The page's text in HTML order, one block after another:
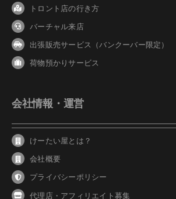
トロント店の行き方
バーチャル来店
出張販売サービス（バンクーバー限定）
荷物預かりサービス
会社情報・運営
けーたい屋とは？
会社概要
プライバシーポリシー
代理店・アフィリエイト募集